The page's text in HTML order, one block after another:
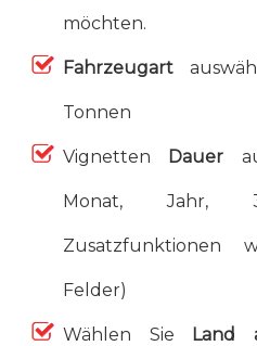
möchten.
Fahrzeugart
Tonnen
Vignetten Dauer
Monat, Jahr,
Zusatzfunktionen
Felder)
Wählen Sie Land